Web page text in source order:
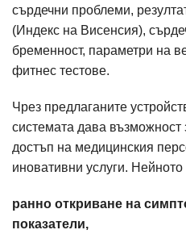
сърдечни проблеми,
(Индекс на Висенсия),
бременност, параметри на
фитнес тестове.
Чрез предлаганите
системата дава
достъп на медицинския
иновативни услуги.
ранно откриване на
показатели,